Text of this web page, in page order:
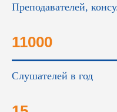
Преподавателей,
11000
Слушателей в год